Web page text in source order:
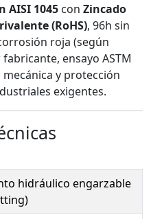
AISI 1045 con Zincado
(RoHS), 96h sin
roja (según
ensayo ASTM
y protección
exigentes.
hidráulico engarzable